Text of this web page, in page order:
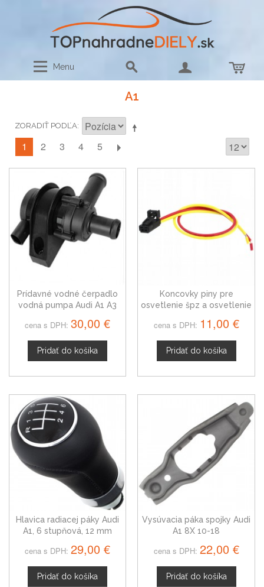
Menu
A1
ZORADIŤ PODĽA
1 2 3 4 5
Prídavné vodné čerpadlo
vodná pumpa Audi A1 A3
cena s DPH: 30,00 €
Pridať do košíka
Koncovky piny pre
osvetlenie špz a osvetlenie
Audi A1
cena s DPH: 11,00 €
Pridať do košíka
Hlavica radiacej páky Audi
A1, 6 stupňová, 12 mm
cena s DPH: 29,00 €
Pridať do košíka
Vysúvacia páka spojky Audi
A1 8X 10-18
cena s DPH: 22,00 €
Pridať do košíka